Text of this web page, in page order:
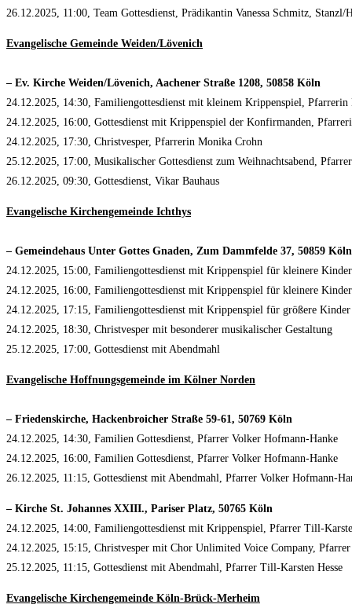
26.12.2025, 11:00, Team Gottesdienst, Prädikantin Vanessa Schmitz, Stanzl/
Evangelische Gemeinde Weiden/Lövenich
– Ev. Kirche Weiden/Lövenich, Aachener Straße 1208, 50858 Köln
24.12.2025, 14:30, Familiengottesdienst mit kleinem Krippenspiel,
24.12.2025, 16:00, Gottesdienst mit Krippenspiel der Konfirmanden,
24.12.2025, 17:30, Christvesper, Pfarrerin Monika Crohn
25.12.2025, 17:00, Musikalischer Gottesdienst zum Weihnachtsabend,
26.12.2025, 09:30, Gottesdienst, Vikar Bauhaus
Evangelische Kirchengemeinde Ichthys
– Gemeindehaus Unter Gottes Gnaden, Zum Dammfelde 37, 50859
24.12.2025, 15:00, Familiengottesdienst mit Krippenspiel für kleinere Kinder
24.12.2025, 16:00, Familiengottesdienst mit Krippenspiel für kleinere Kinder
24.12.2025, 17:15, Familiengottesdienst mit Krippenspiel für größere Kinder
24.12.2025, 18:30, Christvesper mit besonderer musikalischer Gestaltung
25.12.2025, 17:00, Gottesdienst mit Abendmahl
Evangelische Hoffnungsgemeinde im Kölner Norden
– Friedenskirche, Hackenbroicher Straße 59-61, 50769 Köln
24.12.2025, 14:30, Familien Gottesdienst, Pfarrer Volker Hofmann-Hanke
24.12.2025, 16:00, Familien Gottesdienst, Pfarrer Volker Hofmann-Hanke
26.12.2025, 11:15, Gottesdienst mit Abendmahl, Pfarrer Volker Hofmann-
– Kirche St. Johannes XXIII., Pariser Platz, 50765 Köln
24.12.2025, 14:00, Familiengottesdienst mit Krippenspiel, Pfarrer Till-
24.12.2025, 15:15, Christvesper mit Chor Unlimited Voice Company,
25.12.2025, 11:15, Gottesdienst mit Abendmahl, Pfarrer Till-Karsten Hesse
Evangelische Kirchengemeinde Köln-Brück-Merheim